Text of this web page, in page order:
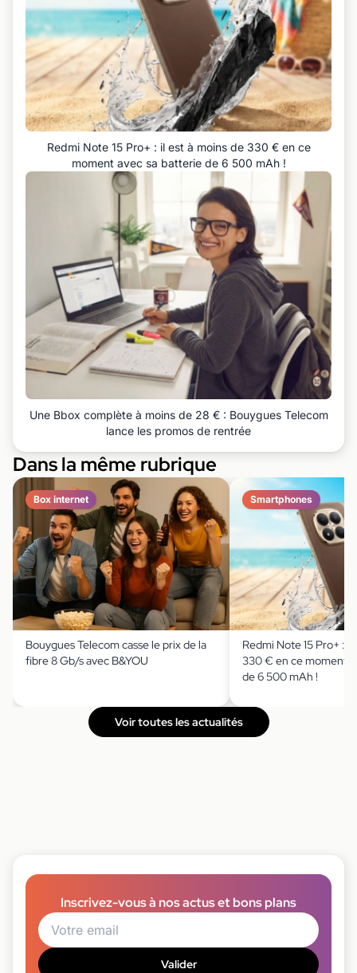
Redmi Note 15 Pro+ : il est à moins de 330 € en ce
moment avec sa batterie de 6 500 mAh !
Une Bbox complète à moins de 28 € : Bouygues Telecom
lance les promos de rentrée
Dans la même rubrique
Box internet
Bouygues Telecom casse le prix de la
fibre 8 Gb/s avec B&YOU
Smartphones
Redmi Note 15 Pro+ : il
330 € en ce moment
de 6 500 mAh !
Voir toutes les actualités
Inscrivez-vous à nos actus et bons plans
Valider